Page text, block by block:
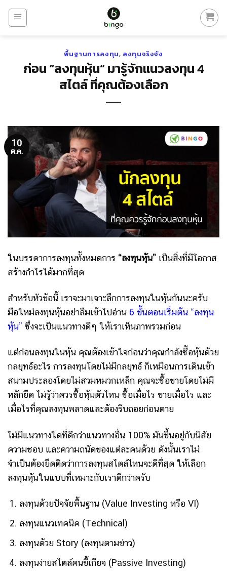
Skip
พื้นฐานการลงทุน, ลงทุนจริงจัง
ก่อน “ลงทุนหุ้น” มารู้จักแนวลงทุน 4
สไตล์ ที่คุณต้องเลือก
10
ต.ค.
ในบรรดาการลงทุนทั้งหมดการ “ลงทุนหุ้น” เป็นสิ่งที่มีโอกาส
สร้างกำไรได้มากที่สุด
สำหรับหัวข้อนี้ เราจะมาเจาะลึกการลงทุนในหุ้นกันนะครับ
มือใหม่ลงทุนหุ้นอย่าลืมเข้าไปอ่าน 6 ขั้นตอนเริ่มต้น “ลงทุน
หุ้น” ซึ่งจะเป็นแนวทางดีๆ ให้เราเห็นภาพรวมก่อน
แต่ก่อนลงทุนในหุ้น คุณต้องเข้าใจก่อนว่าคุณกำลังซื้อหุ้นด้วย
กลยุทธ์อะไร การลงทุนโดยไม่มีกลยุทธ์ ก็เหมือนการเดินเข้า
สนามประลองโดยไม่สวมหมวกเหล็ก คุณจะซื้อขายโดยไม่มี
หลักยึด ไม่รู้ว่าควรซื้อหุ้นตัวไหน ซื้อเมื่อไร ขายเมื่อไร และ
เมื่อไรที่คุณลงทุนพลาดและต้องรีบถอยก่อนตาย
ไม่มีแนวทางใดที่ดีกว่าแนวทางอื่น 100% มันขึ้นอยู่กับนิสัย
ความชอบ และความถนัดของแต่ละคนด้วย ดังนั้นเราไม่
จำเป็นต้องยึดติดว่าการลงทุนสไตล์ไหนจะดีที่สุด ให้เลือก
ลงทุนหุ้นในแบบที่เหมาะกับเราดีกว่าครับ
ลงทุนด้วยปัจจัยพื้นฐาน (Value Investing หรือ VI)
ลงทุนแนวเทคนิค (Technical)
ลงทุนด้วย Story (ลงทุนตามข่าว)
ลงทุนง่ายสไตล์คนขี้เกียจ (Passive Investing)